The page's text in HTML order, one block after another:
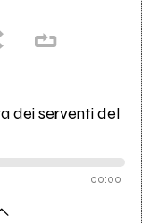
dei serventi del
00:00